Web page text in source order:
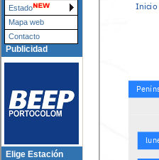
Estado
Mapa web
Contacto
Publicidad
Elige Estación